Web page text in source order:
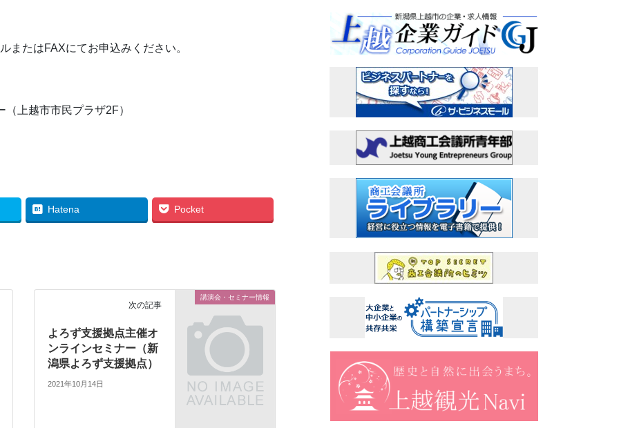
またはFAXにてお申込みください。
上越市市民プラザ2F）
Hatena Pocket
講演会・セミナー情報
次の記事
よろず支援拠点主催オ
ンラインセミナー（新
潟県よろず支援拠点）
2021年10月14日